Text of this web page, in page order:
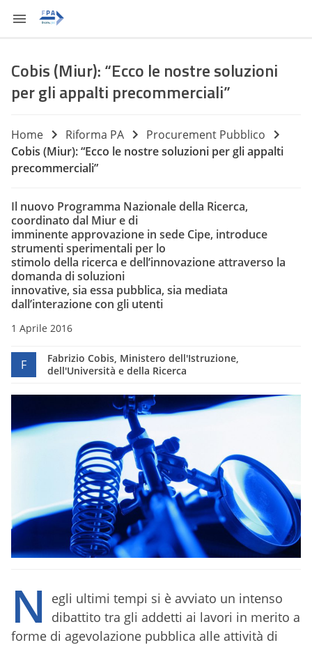
Cobis (Miur): “Ecco le nostre soluzioni
per gli appalti precommerciali”
Home Riforma PA
Procurement Pubblico
Cobis (Miur): “Ecco le nostre soluzioni per gli appalti
precommerciali”
Il nuovo Programma Nazionale della Ricerca,
coordinato dal Miur e di
imminente approvazione in sede Cipe, introduce
strumenti sperimentali per lo
stimolo della ricerca e dell’innovazione attraverso la
domanda di soluzioni
innovative, sia essa pubblica, sia mediata
dall’interazione con gli utenti
1 Aprile 2016
F
Fabrizio Cobis, Ministero dell'Istruzione,
dell'Università e della Ricerca
N
egli ultimi tempi si è avviato un intenso
dibattito tra gli addetti ai lavori in merito a
forme di agevolazione pubblica alle attività di